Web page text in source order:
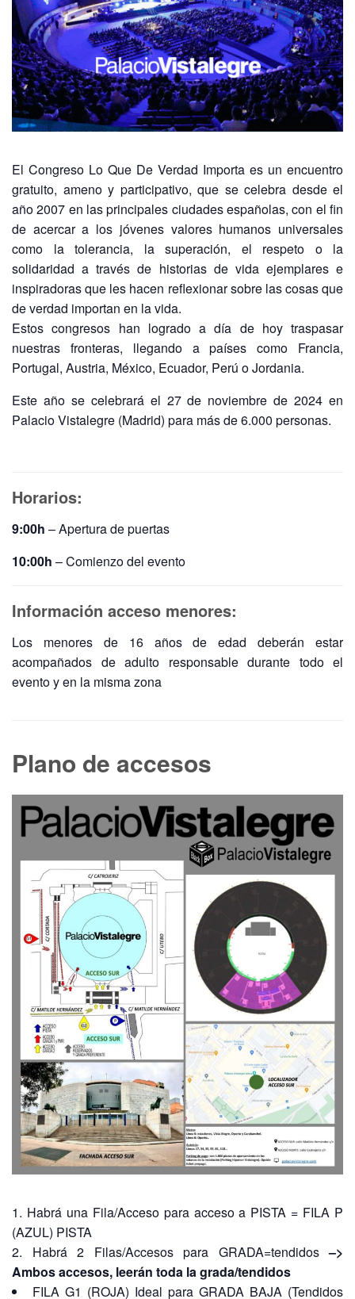
El Congreso Lo Que De Verdad Importa es un encuentro
gratuito, ameno y participativo, que se celebra desde el
año 2007 en las principales ciudades españolas, con el fin
de acercar a los jóvenes valores humanos universales
como la tolerancia, la superación, el respeto o la
solidaridad a través de historias de vida ejemplares e
inspiradoras que les hacen reflexionar sobre las cosas que
de verdad importan en la vida.
Estos congresos han logrado a día de hoy traspasar
nuestras fronteras, llegando a países como Francia,
Portugal, Austria, México, Ecuador, Perú o Jordania.
Este año se celebrará el 27 de noviembre de 2024 en
Palacio Vistalegre (Madrid) para más de 6.000 personas.
Horarios:
9:00h – Apertura de puertas
10:00h – Comienzo del evento
Información acceso menores:
Los menores de 16 años de edad deberán estar
acompañados de adulto responsable durante todo el
evento y en la misma zona
Plano de accesos
Habrá una Fila/Acceso para acceso a PISTA = FILA P
(AZUL) PISTA
Habrá 2 Filas/Accesos para GRADA=tendidos–>
Ambos accesos, leerán toda la grada/tendidos
FILA G1 (ROJA) Ideal para GRADA BAJA (Tendidos